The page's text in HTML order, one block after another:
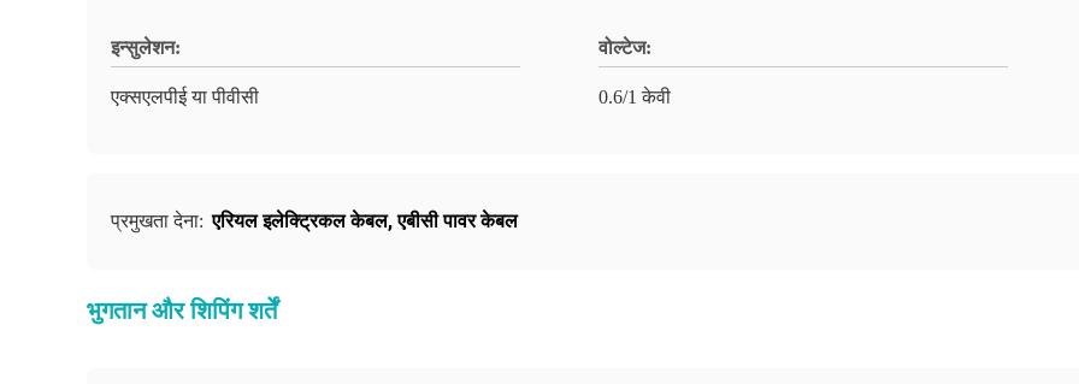
इन्सुलेशन:
एक्सएलपीई या पीवीसी
वोल्टेज:
0.6/1 केवी
प्रमुखता देना: एरियल इलेक्ट्रिकल केबल,एबीसी पावर केबल
भुगतान और शिपिंग शर्तें